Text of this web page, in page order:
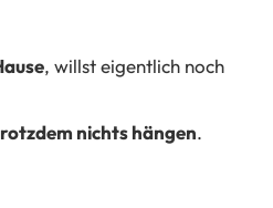
, willst eigentlich noch
nichts hängen.